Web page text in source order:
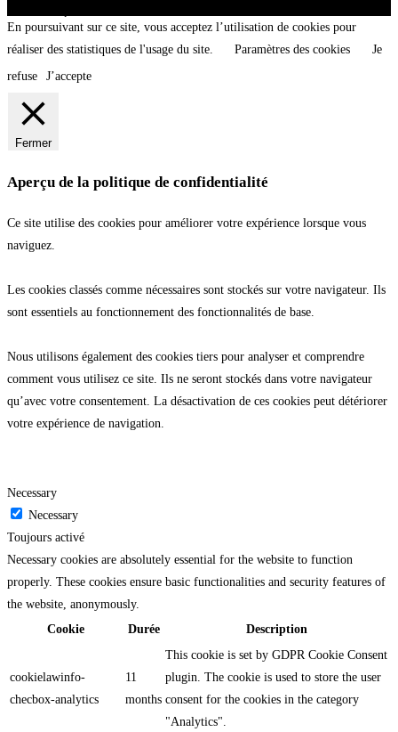
En poursuivant sur ce site, vous acceptez l’utilisation de cookies pour
réaliser des statistiques de l'usage du site.
Paramètres des cookies
Je
refuse
J’accepte
Fermer
Aperçu de la politique de confidentialité
Ce site utilise des cookies pour améliorer votre expérience lorsque vous
naviguez.
Les cookies classés comme nécessaires sont stockés sur votre navigateur. Ils
sont essentiels au fonctionnement des fonctionnalités de base.
Nous utilisons également des cookies tiers pour analyser et comprendre
comment vous utilisez ce site. Ils ne seront stockés dans votre navigateur
qu’avec votre consentement. La désactivation de ces cookies peut détériorer
votre expérience de navigation.
Necessary
Necessary
Toujours activé
Necessary cookies are absolutely essential for the website to function
properly. These cookies ensure basic functionalities and security features of
the website, anonymously.
Cookie
Durée Description
cookielawinfo-
checbox-analytics
11
months
This cookie is set by GDPR Cookie Consent
plugin. The cookie is used to store the user
consent for the cookies in the category
"Analytics".